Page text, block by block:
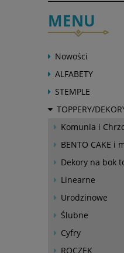
MENU
Nowości
ALFABETY
STEMPLE
TOPPERY/
Komunia i
BENTO CAKE i
Dekory na bok
Linearne
Urodzinowe
Ślubne
Cyfry
ROCZEK